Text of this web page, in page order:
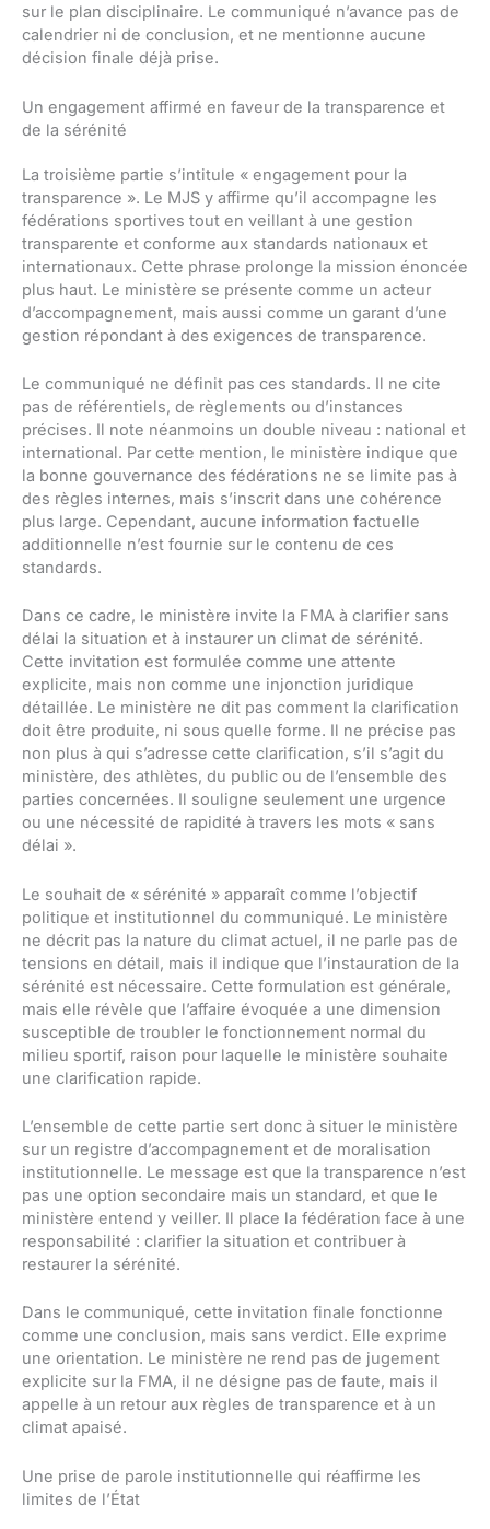
sur le plan disciplinaire. Le communiqué n’avance pas de
calendrier ni de conclusion, et ne mentionne aucune
décision finale déjà prise.
Un engagement affirmé en faveur de la transparence et
de la sérénité
La troisième partie s’intitule « engagement pour la
transparence ». Le MJS y affirme qu’il accompagne les
fédérations sportives tout en veillant à une gestion
transparente et conforme aux standards nationaux et
internationaux. Cette phrase prolonge la mission énoncée
plus haut. Le ministère se présente comme un acteur
d’accompagnement, mais aussi comme un garant d’une
gestion répondant à des exigences de transparence.
Le communiqué ne définit pas ces standards. Il ne cite
pas de référentiels, de règlements ou d’instances
précises. Il note néanmoins un double niveau : national et
international. Par cette mention, le ministère indique que
la bonne gouvernance des fédérations ne se limite pas à
des règles internes, mais s’inscrit dans une cohérence
plus large. Cependant, aucune information factuelle
additionnelle n’est fournie sur le contenu de ces
standards.
Dans ce cadre, le ministère invite la FMA à clarifier sans
délai la situation et à instaurer un climat de sérénité.
Cette invitation est formulée comme une attente
explicite, mais non comme une injonction juridique
détaillée. Le ministère ne dit pas comment la clarification
doit être produite, ni sous quelle forme. Il ne précise pas
non plus à qui s’adresse cette clarification, s’il s’agit du
ministère, des athlètes, du public ou de l’ensemble des
parties concernées. Il souligne seulement une urgence
ou une nécessité de rapidité à travers les mots « sans
délai ».
Le souhait de « sérénité » apparaît comme l’objectif
politique et institutionnel du communiqué. Le ministère
ne décrit pas la nature du climat actuel, il ne parle pas de
tensions en détail, mais il indique que l’instauration de la
sérénité est nécessaire. Cette formulation est générale,
mais elle révèle que l’affaire évoquée a une dimension
susceptible de troubler le fonctionnement normal du
milieu sportif, raison pour laquelle le ministère souhaite
une clarification rapide.
L’ensemble de cette partie sert donc à situer le ministère
sur un registre d’accompagnement et de moralisation
institutionnelle. Le message est que la transparence n’est
pas une option secondaire mais un standard, et que le
ministère entend y veiller. Il place la fédération face à une
responsabilité : clarifier la situation et contribuer à
restaurer la sérénité.
Dans le communiqué, cette invitation finale fonctionne
comme une conclusion, mais sans verdict. Elle exprime
une orientation. Le ministère ne rend pas de jugement
explicite sur la FMA, il ne désigne pas de faute, mais il
appelle à un retour aux règles de transparence et à un
climat apaisé.
Une prise de parole institutionnelle qui réaffirme les
limites de l’État